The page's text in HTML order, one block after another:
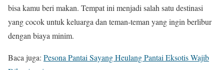
bisa kamu beri makan. Tempat ini menjadi salah satu destinasi
yang cocok untuk keluarga dan teman-teman yang ingin berlibur
dengan biaya minim.
Baca juga: Pesona Pantai Sayang Heulang Pantai Eksotis Wajib